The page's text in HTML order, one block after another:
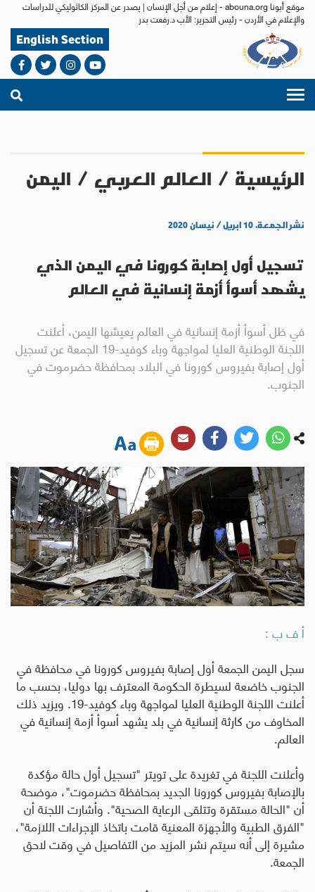
موقع أبونا abouna.org - إعلام من أجل الإنسان | يصدر عن المركز الكاثوليكي للدراسات
والإعلام في الأردن - رئيس التحرير: الأب د.رفعت بدر
English Section
الرئيسية / العالم العربي / اليمن
نشر الجمعة، ١٠ ابريل / نيسان ٢٠٢٠
تسجيل أول إصابة كورونا في اليمن الذي
يشهد أسوأ أزمة إنسانية في العالم
في ظل أسوأ أزمة إنسانية في العالم يعيشها اليمن، أعلنت
اللجنة الوطنية العليا لمواجهة وباء كوفيد-19 الجمعة عن تسجيل
أول إصابة بفيروس كورونا في البلاد بمحافظة حضرموت في
الجنوب.
أ ف ب :
سجل اليمن الجمعة أول إصابة بفيروس كورونا في محافظة في
الجنوب خاضعة لسيطرة الحكومة المعترف بها دوليا، بحسب ما
أعلنت اللجنة الوطنية العليا لمواجهة وباء كوفيد-19. ويزيد ذلك
المخاوف من كارثة إنسانية في بلد يشهد أسوأ أزمة إنسانية في
العالم.
وأعلنت اللجنة في تغريدة على تويتر "تسجيل أول حالة مؤكدة
بالإصابة بفيروس كورونا الجديد بمحافظة حضرموت"، موضحة
أن "الحالة مستقرة وتتلقى الرعاية الصحية". وأشارت اللجنة أن
"الفرق الطبية والأجهزة المعنية قامت باتخاذ الإجراءات اللازمة"،
مشيرة إلى أنه سيتم نشر المزيد من التفاصيل في وقت لاحق
الجمعة.